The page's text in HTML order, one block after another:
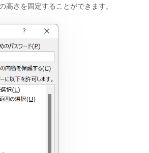
高さを固定することができます。